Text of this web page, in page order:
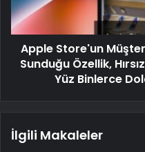
Apple Store'un
Sunduğu Özellik,
Yüz Binlerce
İlgili Makaleler